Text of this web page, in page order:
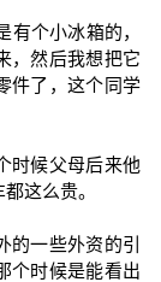
有个小冰箱的，
，然后我想把它
件了，这个同学
时候父母后来他
这么贵。
的一些外资的引
个时候是能看出